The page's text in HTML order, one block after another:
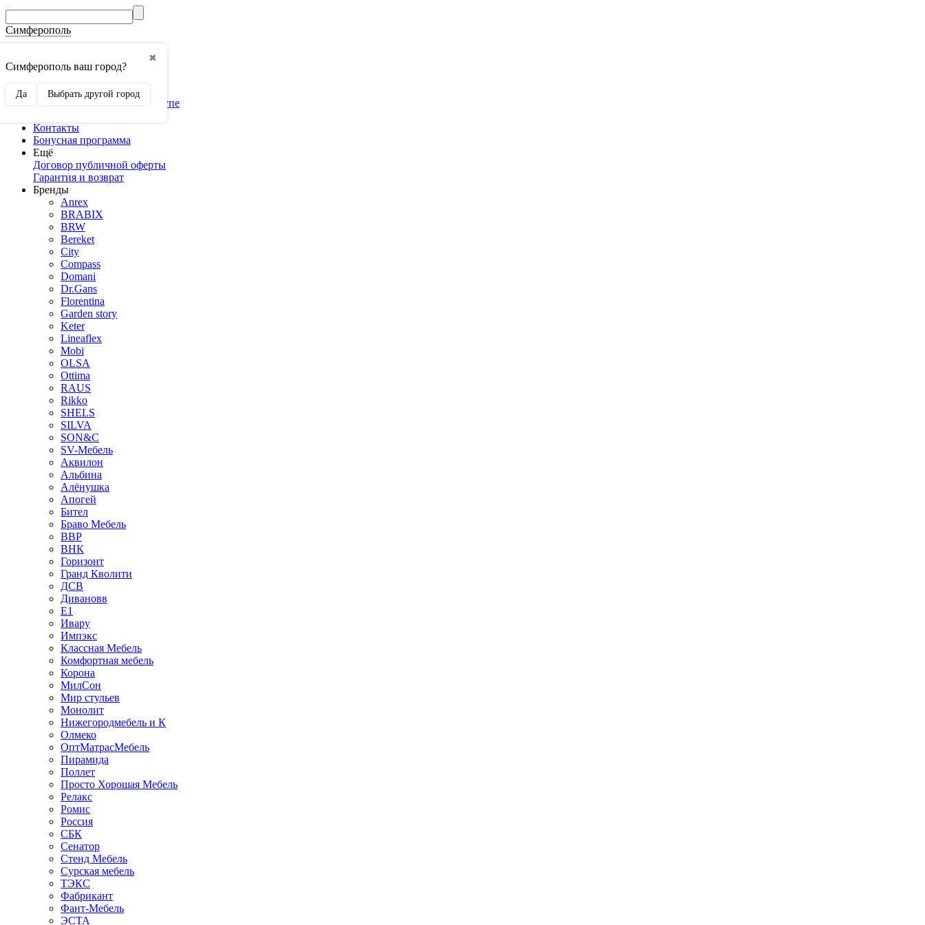
Симферополь
✖
Симферополь ваш город?
Да Выбрать другой город
Мебель оптом
Конструктор кухни
Конструктор шкафа-купе
Контакты
Бонусная программа
Ещё
Договор публичной оферты
Гарантия и возврат
Бренды
Anrex
BRABIX
BRW
Bereket
City
Compass
Domani
Dr.Gans
Florentina
Garden story
Keter
Lineaflex
Mobi
OLSA
Ottima
RAUS
Rikko
SHELS
SILVA
SON&C
SV-Мебель
Аквилон
Альбина
Алёнушка
Апогей
Бител
Браво Мебель
ВВР
ВНК
Горизонт
Гранд Кволити
ДСВ
Дивановв
Е1
Ивару
Импэкс
Классная Мебель
Комфортная мебель
Корона
МилСон
Мир стульев
Монолит
Нижегородмебель и К
Олмеко
ОптМатрасМебель
Пирамида
Поллет
Просто Хорошая Мебель
Релакс
Ромис
Россия
СБК
Сенатор
Стенд Мебель
Сурская мебель
ТЭКС
Фабрикант
Фант-Мебель
ЭСТА